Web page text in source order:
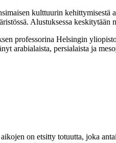
kulttuurin
Alustuksessa
professorina Helsingin
arabialaista, persialaista ja
on etsitty totuutta, joka